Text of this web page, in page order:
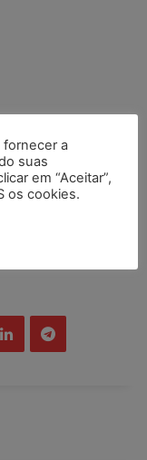
fornecer a
suas
em “Aceitar”,
os cookies.